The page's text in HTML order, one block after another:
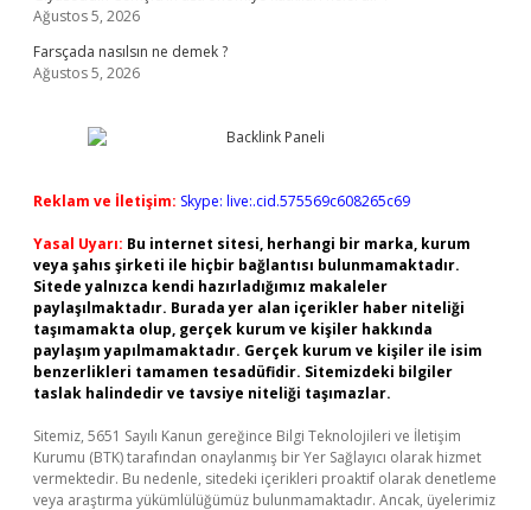
Ağustos 5, 2026
Farsçada nasılsın ne demek ?
Ağustos 5, 2026
Reklam ve İletişim: Skype: live:.cid.575569c608265c69
Yasal Uyarı: Bu internet sitesi, herhangi bir marka, kurum
veya şahıs şirketi ile hiçbir bağlantısı bulunmamaktadır.
Sitede yalnızca kendi hazırladığımız makaleler
paylaşılmaktadır. Burada yer alan içerikler haber niteliği
taşımamakta olup, gerçek kurum ve kişiler hakkında
paylaşım yapılmamaktadır. Gerçek kurum ve kişiler ile isim
benzerlikleri tamamen tesadüfidir. Sitemizdeki bilgiler
taslak halindedir ve tavsiye niteliği taşımazlar.
Sitemiz, 5651 Sayılı Kanun gereğince Bilgi Teknolojileri ve İletişim
Kurumu (BTK) tarafından onaylanmış bir Yer Sağlayıcı olarak hizmet
vermektedir. Bu nedenle, sitedeki içerikleri proaktif olarak denetleme
veya araştırma yükümlülüğümüz bulunmamaktadır. Ancak, üyelerimiz